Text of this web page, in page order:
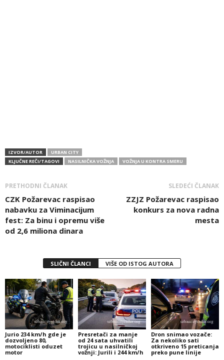
IZVOR/AUTOR
URBAN CITY
KLJUČNE REČI/TAGOVI
NASILNIČKA VOŽNJA VOŽNJA U KONTRA SMERU
PRETHODNI ČLANAK
CZK Požarevac raspisao
nabavku za Viminacijum
fest: Za binu i opremu više
od 2,6 miliona dinara
SLEDEĆI ČLANAK
ZZJZ Požarevac raspisao
konkurs za nova radna
mesta
SLIČNI ČLANCI VIŠE OD ISTOG AUTORA
Jurio 234 km/h gde je
dozvoljeno 80,
motociklisti oduzet
motor
Presretači za manje
od 24 sata uhvatili
trojicu u nasilničkoj
vožnji: Jurili i 244 km/h
Dron snimao vozače:
Za nekoliko sati
otkriveno 15 preticanja
preko pune linije